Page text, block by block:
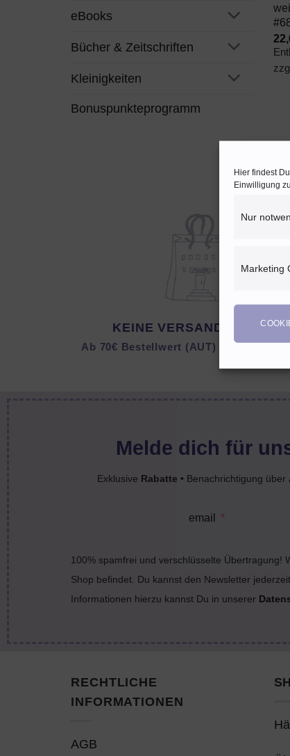
Hier findest
Einwilligung
Nur
Marketing
eBooks
Bücher & Zeitschriften
Kleinigkeiten
Bonuspunkteprogramm
KEINE VERSANDKOSTEN
Ab 70€ Bestellwert (AUT) bzw. 150 €
Melde dich für
Exklusive Rabatte • Benachrichtigung über
email
100% spamfrei und verschlüsselte Übertragung!
Shop befindet. Du kannst den Newsletter
Informationen hierzu kannst Du in unserer
RECHTLICHE
INFORMATIONEN
AGB